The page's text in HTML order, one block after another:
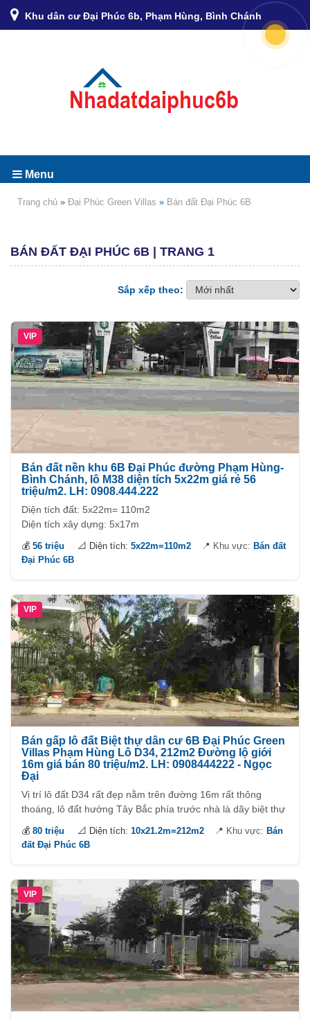
Khu dân cư Đại Phúc 6b, Phạm Hùng, Bình Chánh
Menu
Trang chủ » Đại Phúc Green Villas » Bán đất Đại Phúc 6B
BÁN ĐẤT ĐẠI PHÚC 6B | TRANG 1
Sắp xếp theo:
VIP
Bán đất nền khu 6B Đại Phúc đường Phạm Hùng-
Bình Chánh, lô M38 diện tích 5x22m giá rẻ 56
triệu/m2. LH: 0908.444.222
Diện tích đất: 5x22m= 110m2
Diện tích xây dựng: 5x17m
💰 56 triệu 📐 Diện tích: 5x22m=110m2 📍 Khu vực: Bán đất
Đại Phúc 6B
VIP
Bán gấp lô đất Biệt thự dân cư 6B Đại Phúc Green
Villas Phạm Hùng Lô D34, 212m2 Đường lộ giới
16m giá bán 80 triệu/m2. LH: 0908444222 - Ngọc
Đại
Vị trí lô đất D34 rất đẹp nằm trên đường 16m rất thông
thoáng, lô đất hướng Tây Bắc phía trước nhà là dãy biệt thự
đẳng cấp với những căn biệt thự kích thước 10x25,5m. Quy
hoạch đồng bộ của khu Đại phúc Green Villas với chủ thầu
xây dựng uy tín Việt Phú An càng làm cho khu dân cư thêm
💰 80 triệu 📐 Diện tích: 10x21.2m=212m2 📍 Khu vực: Bán
đất Đại Phúc 6B
VIP